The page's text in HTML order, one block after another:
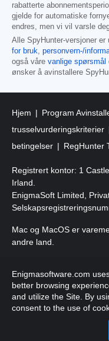
rabatterte
gjelde for automatiske
endres, men vi vil varsle
Alle SpyHunter-versjoner er
for bruk, personvern-/
også våre vanlige spørsmål
ønsker å avinstallere
Hjem Program
trusselvurderingskriterier
betingelser
RegHunter
Registrert kontor: 1
Irland.
EnigmaSoft Limited,
Mac og MacOS er
andre land.
forbeholdt.
Enigmasoftware.com
better browsing
and utilize the Site. By
consent to the use of